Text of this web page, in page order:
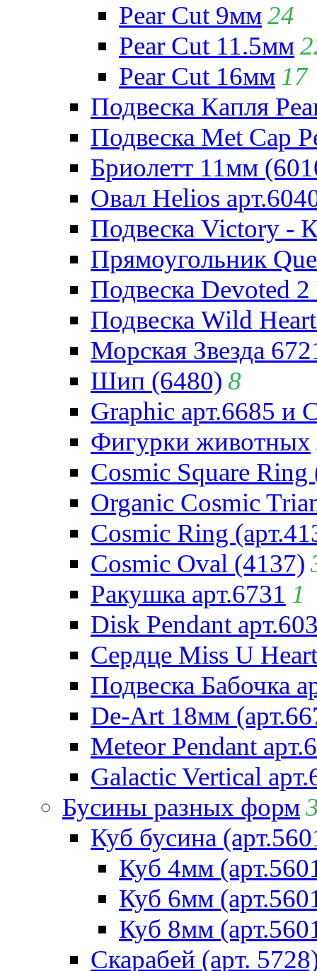
Pear Cut 9мм24
Pear Cut 11.5мм
Pear Cut 16мм 17
Подвеска Капля
Подвеска Met Cap
Бриолетт 11мм
Овал Helios
Подвеска Victory -
Прямоугольник
Подвеска Devoted
Подвеска Wild
Морская Звезда
Шип (6480) 8
Graphic арт.6685 и
Фигурки животных
Cosmic Square Ring
Organic Cosmic
Cosmic Ring
Cosmic Oval (4137)
Ракушка арт.6731 1
Disk Pendant
Сердце Miss U
Подвеска Бабочка
De-Art 18мм
Meteor Pendant
Galactic Vertical
Бусины разных форм
Куб бусина
Куб 4мм
Куб 6мм
Куб 8мм
Скарабей (арт.